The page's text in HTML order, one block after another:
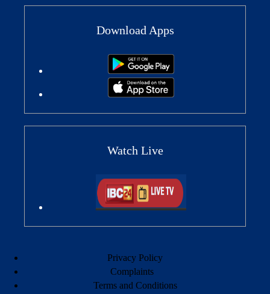
Download Apps
Watch Live
Privacy Policy
Complaints
Terms and Conditions